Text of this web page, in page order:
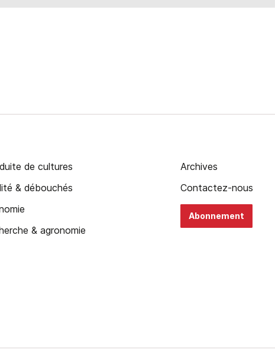
de cultures
& débouchés
& agronomie
Archives
Contactez-nous
Abonnement